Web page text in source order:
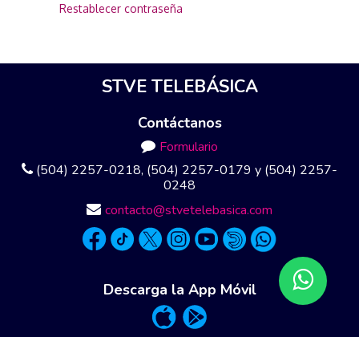
Restablecer contraseña
STVE TELEBÁSICA
Contáctanos
Formulario
(504) 2257-0218, (504) 2257-0179 y (504) 2257-
0248
contacto@stvetelebasica.com
Descarga la App Móvil